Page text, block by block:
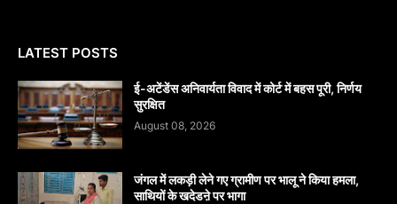
LATEST POSTS
​ई-अटेंडेंस अनिवार्यता विवाद में कोर्ट में बहस पूरी, निर्णय
सुरक्षित
August 08, 2026
जंगल में लकड़ी लेने गए ग्रामीण पर भालू ने किया हमला,
साथियों के खदेडऩे पर भागा